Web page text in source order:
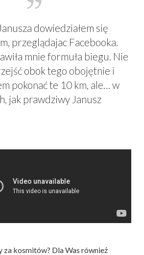
dowiedziałem się
przeglądajac Facebooka.
mnie formuła biegu. Nie
obok tego obojętnie i
pokonać te 10 km, ale… w
jak prawdziwy Janusz
za kosmitów? Dla Was również